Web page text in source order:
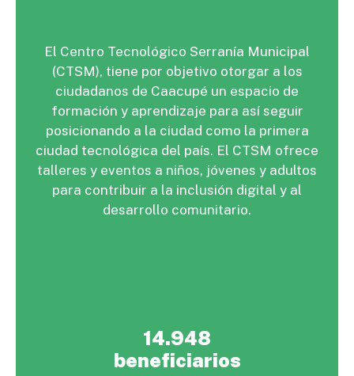
El Centro Tecnológico Serranía Municipal
(CTSM), tiene por objetivo otorgar a los
ciudadanos de Caacupé un espacio de
formación y aprendizaje para así seguir
posicionando a la ciudad como la primera
ciudad tecnológica del país. El CTSM ofrece
talleres y eventos a niños, jóvenes y adultos
para contribuir a la inclusión digital y al
desarrollo comunitario.
14.948
beneficiarios